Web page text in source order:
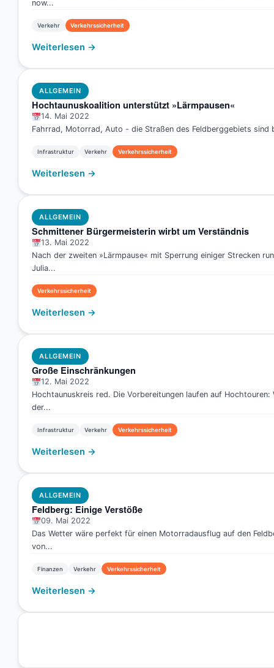
now...
Verkehr Verkehrssicherheit
Weiterlesen →
ALLGEMEIN
Hochtaunuskoalition unterstützt »Lärmpausen«
14. Mai 2022
Fahrrad, Motorrad, Auto - die Straßen des Feldberggebiets sind
Infrastruktur Verkehr Verkehrssicherheit
Weiterlesen →
ALLGEMEIN
Schmittener Bürgermeisterin wirbt um Verständnis
13. Mai 2022
Nach der zweiten »Lärmpause« mit Sperrung einiger Strecken
Julia...
Verkehrssicherheit
Weiterlesen →
ALLGEMEIN
Große Einschränkungen
12. Mai 2022
Hochtaunuskreis red. Die Vorbereitungen laufen auf
der...
Infrastruktur Verkehr Verkehrssicherheit
Weiterlesen →
ALLGEMEIN
Feldberg: Einige Verstöße
09. Mai 2022
Das Wetter wäre perfekt für einen Motorradausflug auf den
von...
Finanzen Verkehr Verkehrssicherheit
Weiterlesen →